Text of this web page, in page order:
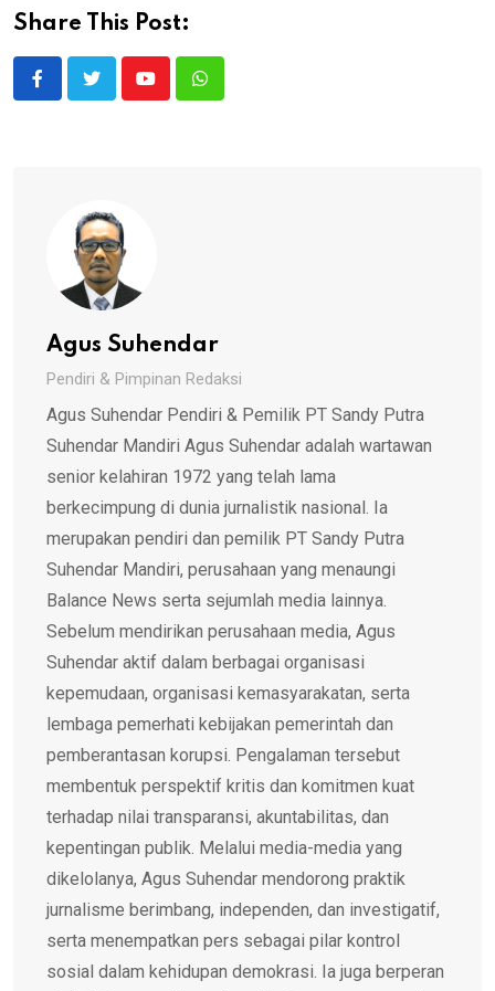
Share This Post:
YoutubeWhatsapp
Agus Suhendar
Pendiri & Pimpinan Redaksi
Agus Suhendar Pendiri & Pemilik PT Sandy Putra
Suhendar Mandiri Agus Suhendar adalah wartawan
senior kelahiran 1972 yang telah lama
berkecimpung di dunia jurnalistik nasional. Ia
merupakan pendiri dan pemilik PT Sandy Putra
Suhendar Mandiri, perusahaan yang menaungi
Balance News serta sejumlah media lainnya.
Sebelum mendirikan perusahaan media, Agus
Suhendar aktif dalam berbagai organisasi
kepemudaan, organisasi kemasyarakatan, serta
lembaga pemerhati kebijakan pemerintah dan
pemberantasan korupsi. Pengalaman tersebut
membentuk perspektif kritis dan komitmen kuat
terhadap nilai transparansi, akuntabilitas, dan
kepentingan publik. Melalui media-media yang
dikelolanya, Agus Suhendar mendorong praktik
jurnalisme berimbang, independen, dan investigatif,
serta menempatkan pers sebagai pilar kontrol
sosial dalam kehidupan demokrasi. Ia juga berperan